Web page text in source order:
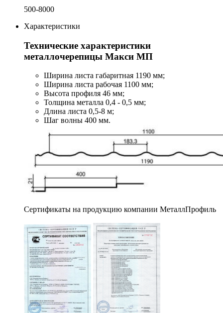
500-8000
Характеристики
Технические характеристики
металлочерепицы Макси МП
Ширина листа габаритная 1190 мм;
Ширина листа рабочая 1100 мм;
Высота профиля 46 мм;
Толщина металла 0,4 - 0,5 мм;
Длина листа 0,5-8 м;
Шаг волны 400 мм.
Сертификаты на продукцию компании МеталлПрофиль